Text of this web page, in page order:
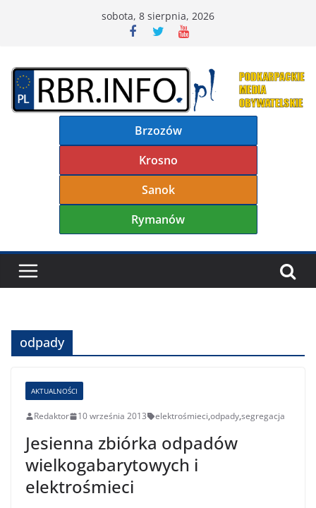
sobota, 8 sierpnia, 2026
Brzozów
Krosno
Sanok
Rymanów
odpady
AKTUALNOŚCI
Redaktor 10 września 2013 elektrośmieci,odpady,segregacja
Jesienna zbiórka odpadów
wielkogabarytowych i
elektrośmieci